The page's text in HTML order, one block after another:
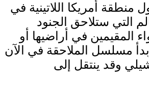
أمريكا اللاتينية في
التي ستلاحق الجنود
المقيمين في أراضيها أو
مسلسل الملاحقة في الآن
وقد ينتقل إلى